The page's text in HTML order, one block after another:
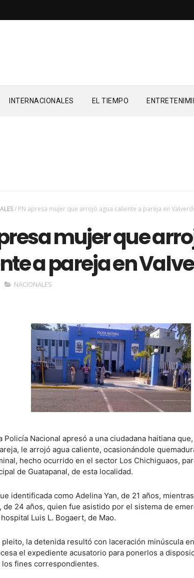
INTERNACIONALES EL TIEMPO
/ PN apresa mujer que arrojó agua caliente a pareja en
mujer que
a pareja en
NACIONALES
Policía Nacional apresó a una ciudadana haitiana
le arrojó agua caliente, ocasionándole
hecho ocurrido en el sector Los Chichiguaos,
de Guatapanal, de esta localidad.
identificada como Adelina Yan, de 21 años,
de 24 años, quien fue asistido por el sistema de
Luis L. Bogaert, de Mao.
pleito, la detenida resultó con laceración minúscula
el expediente acusatorio para ponerlos a
los fines correspondientes.